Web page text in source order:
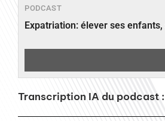
PODCAST
Expatriation: élever ses
Transcription IA du podcast :